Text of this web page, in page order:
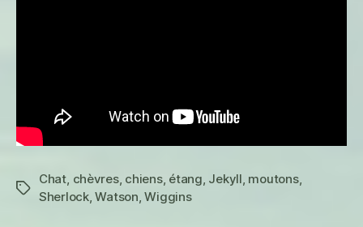
Étiquettes
Chat, chèvres, chiens, étang, Jekyll, moutons,
Sherlock,Watson,Wiggins